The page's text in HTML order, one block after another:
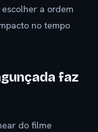
a ordem
no tempo
faz
do filme